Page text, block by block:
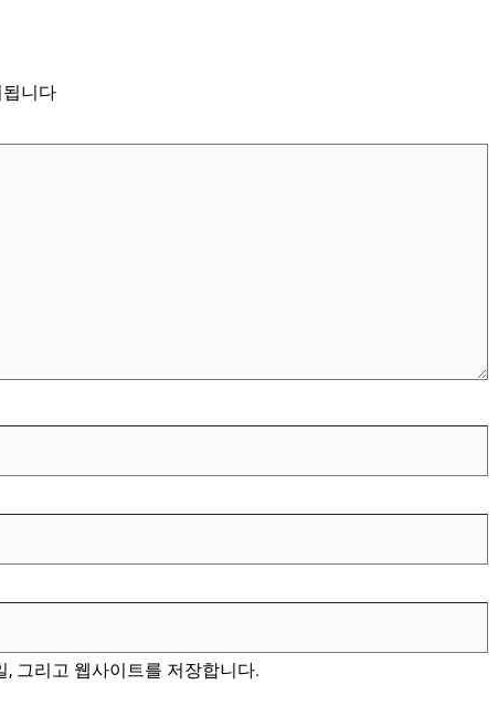
됩니다
그리고 웹사이트를 저장합니다.